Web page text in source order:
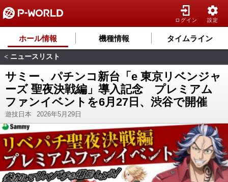
ログイン 設定
ホール情報 機種情報 タイムライン
< ニュースリスト
サミー、パチンコ新台「e 東京リベンジャ
ーズ 聖夜決戦編」導入記念 プレミアム
ファンイベントを6月27日、渋谷で開催
遊技日本 2026年5月29日